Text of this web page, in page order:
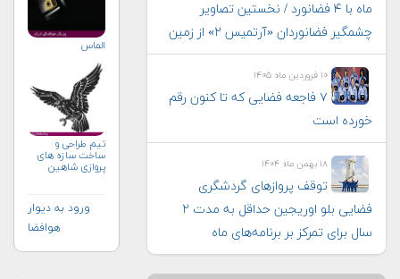
ماه با ۴ فضانورد / نخستین تصاویر
چشمگیر فضانوردان «آرتمیس ۲» از زمین
۱۰ فروردین ماه ۱۴۰۵
۷ فاجعه فضایی که تا کنون رقم
خورده است
۱۸ بهمن ماه ۱۴۰۴
توقف پروازهای گردشگری
فضایی بلو اوریجین حداقل به مدت ۲
سال برای تمرکز بر برنامه‌های ماه
الماس
تيم طراحى و
ساخت سازه هاى
پروازى شاهين
ورود به دیوار
هوافضا